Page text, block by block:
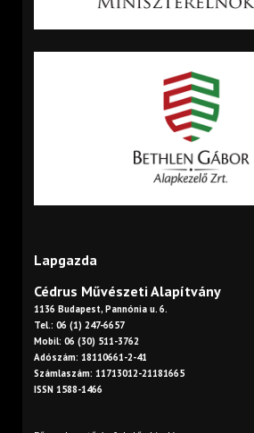
Lapgazda
Cédrus Művészeti Alapítvány
1136 Budapest, Pannónia u. 6.
Tel.: 06 (1) 247-6657
Mobil: 06 (30) 511-3762
Adószám: 18110661-2-41
Számlaszám: 11713012-21181665
ISSN 1588-1466